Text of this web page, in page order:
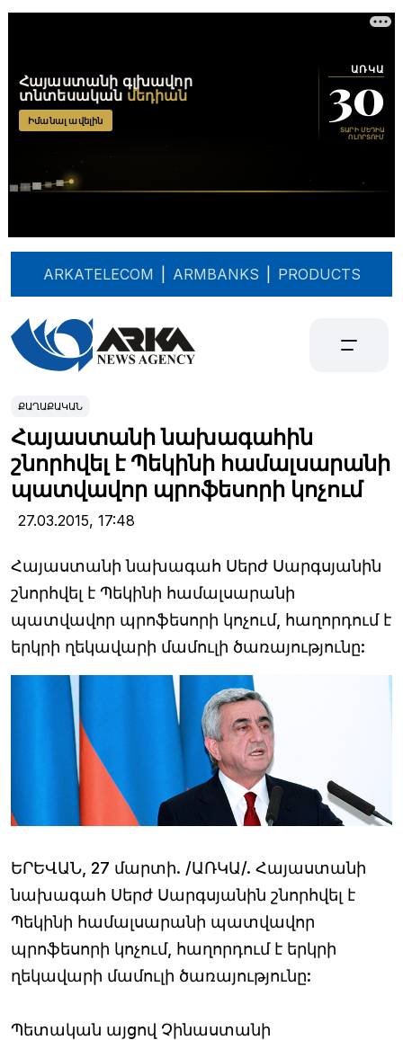
ARKATELECOM ARMBANKS PRODUCTS
ՔԱՂԱՔԱԿԱՆ
Հայաստանի նախագահին
շնորհվել է Պեկինի համալսարանի
պատվավոր պրոֆեսորի կոչում
27.03.2015, 17:48
Հայաստանի նախագահ Սերժ Սարգսյանին
շնորհվել է Պեկինի համալսարանի
պատվավոր պրոֆեսորի կոչում, հաղորդում է
երկրի ղեկավարի մամուլի ծառայությունը:
ԵՐԵՎԱՆ, 27 մարտի. /ԱՌԿԱ/. Հայաստանի
նախագահ Սերժ Սարգսյանին շնորհվել է
Պեկինի համալսարանի պատվավոր
պրոֆեսորի կոչում, հաղորդում է երկրի
ղեկավարի մամուլի ծառայությունը:
Պետական այցով Չինաստանի